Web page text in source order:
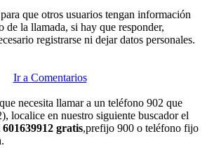
para que otros usuarios tengan información
de la llamada, si hay que responder,
registrarse ni dejar datos personales.
Ir a Comentarios
necesita llamar a un teléfono 902 que
localice en nuestro siguiente buscador el
gratis,prefijo 900 o teléfono fijo